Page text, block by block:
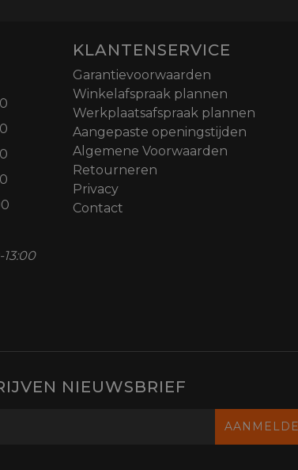
KLANTENSERVICE
Garantievoorwaarden
Winkelafspraak plannen
Werkplaatsafspraak plannen
Aangepaste openingstijden
Algemene Voorwaarden
Retourneren
Privacy
Contact
NIEUWSBRIEF